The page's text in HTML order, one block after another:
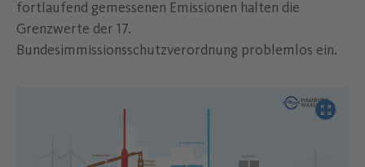
fortlaufend gemessenen Emissionen halten die
Grenzwerte der 17.
Bundesimmissionsschutzverordnung problemlos ein.
Bild